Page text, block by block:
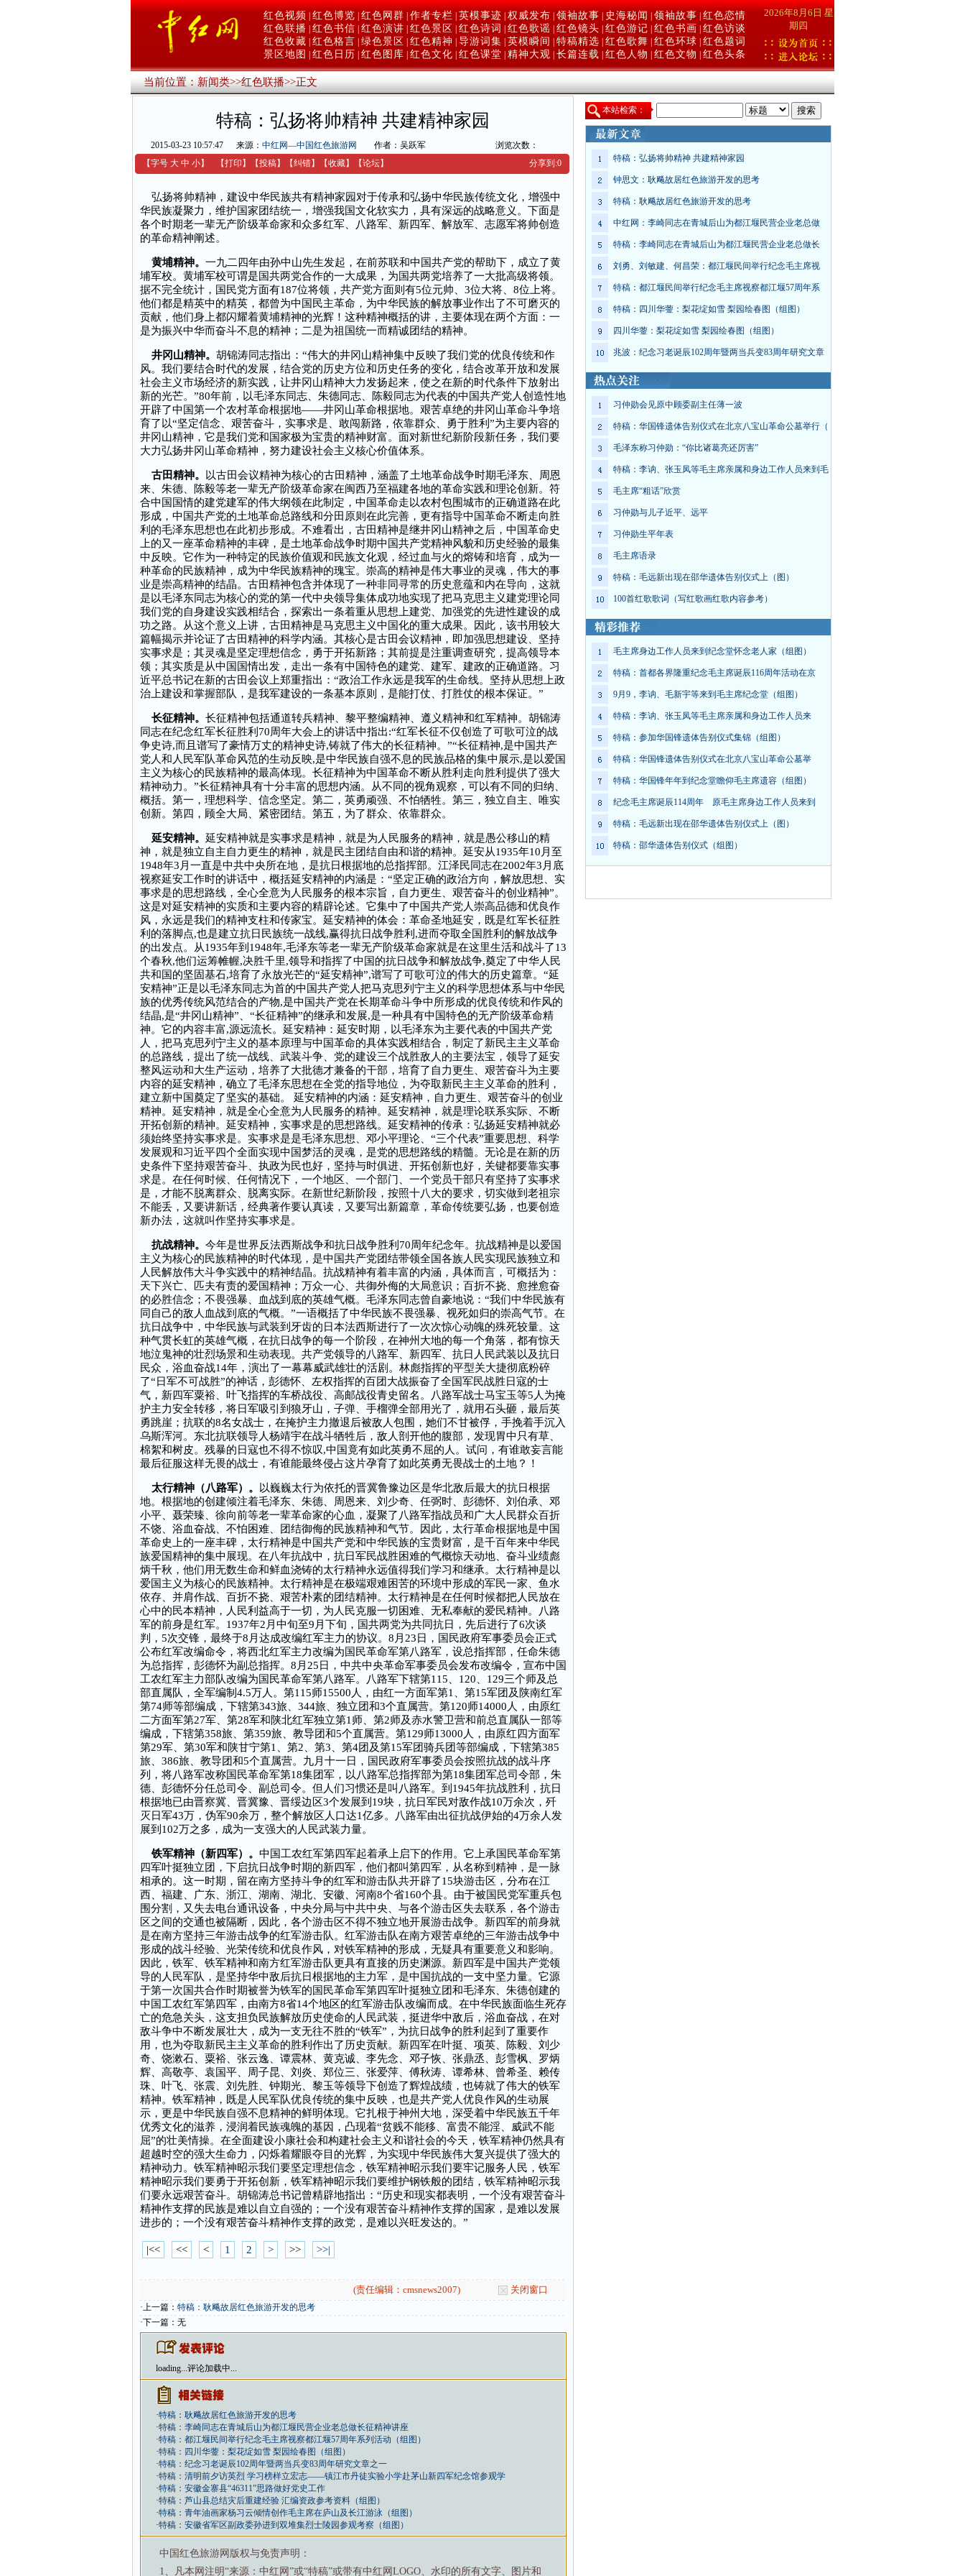
红色视频 红色博览 红色网群 作者专栏 英模事迹 权威发布 领袖故事 史海秘闻 领袖故事 红色恋情
红色联播 红色书信 红色演讲 红色景区 红色诗词 红色歌谣 红色镜头 红色游记 红色书画
红色访谈
红色收藏 红色格言 绿色景区 红色精神 导游词集 英模瞬间 特稿精选 红色歌舞 红色环球 红色题词
景区地图
红色日历 红色图库 红色文化 红色课堂 精神大观 长篇连载 红色人物 红色文物 红色头条
2026年8月6日 星
期四
当前位置：新闻类>>红色联播>>正文
特稿：弘扬将帅精神 共建精神家园
2015-03-23 10:57:47 来源： 中红网—中国红色旅游网 作者：吴跃军
浏览次数：
【字号 大 中 小】 【打印 】 【投稿】 【纠错】 【收藏】 【论坛】 分享到:0
弘扬将帅精神，建设中华民族共有精神家园对于传承和弘扬中华民族传统文化，增强中
华民族凝聚力，维护国家团结统一，增强我国文化软实力，具有深远的战略意义。下面是
各个时期老一辈无产阶级革命家和众多红军、八路军、新四军、解放军、志愿军将帅创造
的革命精神阐述。
黄埔精神。 一九二四年由孙中山先生发起，在前苏联和中国共产党的帮助下，成立了黄
埔军校。黄埔军校可谓是国共两党合作的一大成果，为国共两党培养了一大批高级将领。
据不完全统计，国民党方面有187位将领，共产党方面则有5位元帅、3位大将、8位上将。
他们都是精英中的精英，都曾为中国民主革命，为中华民族的解放事业作出了不可磨灭的
贡献，他们身上都闪耀着黄埔精神的光辉！这种精神概括的讲，主要体现在两个方面：一
是为振兴中华而奋斗不息的精神；二是为祖国统一而精诚团结的精神。
井冈山精神。 胡锦涛同志指出：“伟大的井冈山精神集中反映了我们党的优良传统和作
风。我们要结合时代的发展，结合党的历史方位和历史任务的变化，结合改革开放和发展
社会主义市场经济的新实践，让井冈山精神大力发扬起来，使之在新的时代条件下放射出
新的光芒。”80年前，以毛泽东同志、朱德同志、陈毅同志为代表的中国共产党人创造性地
开辟了中国第一个农村革命根据地——井冈山革命根据地。艰苦卓绝的井冈山革命斗争培
育了以“坚定信念、艰苦奋斗，实事求是、敢闯新路，依靠群众、勇于胜利”为主要内容的
井冈山精神，它是我们党和国家极为宝贵的精神财富。面对新世纪新阶段新任务，我们要
大力弘扬井冈山革命精神，努力建设社会主义核心价值体系。
古田精神。
以古田会议精神为核心的古田精神，涵盖了土地革命战争时期毛泽东、周恩
来、朱德、陈毅等老一辈无产阶级革命家在闽西乃至福建各地的革命实践和理论创新。符
合中国国情的建党建军的伟大纲领在此制定，中国革命走以农村包围城市的正确道路在此
形成，中国共产党的土地革命总路线和分田原则在此完善，更有指导中国革命不断走向胜
利的毛泽东思想也在此初步形成。不难看出，古田精神是继井冈山精神之后，中国革命史
上的又一座革命精神的丰碑，是土地革命战争时期中国共产党精神风貌和历史经验的最集
中反映。它作为一种特定的民族价值观和民族文化观，经过血与火的熔铸和培育，成为一
种革命的民族精神，成为中华民族精神的瑰宝。崇高的精神是伟大事业的灵魂，伟大的事
业是崇高精神的结晶。古田精神包含并体现了一种非同寻常的历史意蕴和内在导向，这就
是以毛泽东同志为核心的党的第一代中央领导集体成功地实现了把马克思主义建党理论同
我们党的自身建设实践相结合，探索出一条着重从思想上建党、加强党的先进性建设的成
功之路。从这个意义上讲，古田精神是马克思主义中国化的重大成果。因此，该书用较大
篇幅揭示并论证了古田精神的科学内涵。其核心是古田会议精神，即加强思想建设、坚持
实事求是；其灵魂是坚定理想信念，勇于开拓新路；其前提是注重调查研究，提高领导本
领；其实质是从中国国情出发，走出一条有中国特色的建党、建军、建政的正确道路。习
近平总书记在新的古田会议上郑重指出：“政治工作永远是我军的生命线。坚持从思想上政
治上建设和掌握部队，是我军建设的一条基本原则，是能打仗、打胜仗的根本保证。”
长征精神。 长征精神包括通道转兵精神、黎平整编精神、遵义精神和红军精神。胡锦涛
同志在纪念红军长征胜利70周年大会上的讲话中指出:“红军长征不仅创造了可歌可泣的战
争史诗,而且谱写了豪情万丈的精神史诗,铸就了伟大的长征精神。”“长征精神,是中国共产
党人和人民军队革命风范的生动反映,是中华民族自强不息的民族品格的集中展示,是以爱国
主义为核心的民族精神的最高体现。长征精神为中国革命不断从胜利走向胜利提供了强大
精神动力。”长征精神具有十分丰富的思想内涵。从不同的视角观察，可以有不同的归纳、
概括。第一，理想科学、信念坚定。第二，英勇顽强、不怕牺牲。第三，独立自主、唯实
创新。第四，顾全大局、紧密团结。第五，为了群众、依靠群众。
延安精神。 延安精神就是实事求是精神，就是为人民服务的精神，就是愚公移山的精
神，就是独立自主自力更生的精神，就是民主团结自由和谐的精神。延安从1935年10月至
1948年3月一直是中共中央所在地，是抗日根据地的总指挥部。江泽民同志在2002年3月底
视察延安工作时的讲话中，概括延安精神的内涵是：“坚定正确的政治方向，解放思想、实
事求是的思想路线，全心全意为人民服务的根本宗旨，自力更生、艰苦奋斗的创业精神”。
这是对延安精神的实质和主要内容的精辟论述。它集中了中国共产党人崇高品德和优良作
风，永远是我们的精神支柱和传家宝。延安精神的体会：革命圣地延安，既是红军长征胜
利的落脚点,也是建立抗日民族统一战线,赢得抗日战争胜利,进而夺取全国胜利的解放战争
的出发点。从1935年到1948年,毛泽东等老一辈无产阶级革命家就是在这里生活和战斗了13
个春秋,他们运筹帷幄,决胜千里,领导和指挥了中国的抗日战争和解放战争,奠定了中华人民
共和国的坚固基石,培育了永放光芒的“延安精神”,谱写了可歌可泣的伟大的历史篇章。“延
安精神”正是以毛泽东同志为首的中国共产党人把马克思列宁主义的科学思想体系与中华民
族的优秀传统风范结合的产物,是中国共产党在长期革命斗争中所形成的优良传统和作风的
结晶,是“井冈山精神”、“长征精神”的继承和发展,是一种具有中国特色的无产阶级革命精
神。它的内容丰富,源远流长。延安精神：延安时期，以毛泽东为主要代表的中国共产党
人，把马克思列宁主义的基本原理与中国革命的具体实践相结合，制定了新民主主义革命
的总路线，提出了统一战线、武装斗争、党的建设三个战胜敌人的主要法宝，领导了延安
整风运动和大生产运动，培养了大批德才兼备的干部，培育了自力更生、艰苦奋斗为主要
内容的延安精神，确立了毛泽东思想在全党的指导地位，为夺取新民主主义革命的胜利，
建立新中国奠定了坚实的基础。 延安精神的内涵：延安精神，自力更生、艰苦奋斗的创业
精神。延安精神，就是全心全意为人民服务的精神。延安精神，就是理论联系实际、不断
开拓创新的精神。延安精神，实事求是的思想路线。延安精神的传承：弘扬延安精神就必
须始终坚持实事求是。实事求是是毛泽东思想、邓小平理论、“三个代表”重要思想、科学
发展观和习近平四个全面实现中国梦活的灵魂，是党的思想路线的精髓。无论是在新的历
史条件下坚持艰苦奋斗、执政为民也好，坚持与时俱进、开拓创新也好，关键都要靠实事
求是。在任何时候、任何情况下，一个地区、一个部门、一个党员干部只有坚持了实事求
是，才能不脱离群众、脱离实际。在新世纪新阶段，按照十八大的要求，切实做到老祖宗
不能丢，又要讲新话，经典著作要认真读，又要写出新篇章，革命传统要弘扬，也要创造
新办法，这就叫作坚持实事求是。
抗战精神。 今年是世界反法西斯战争和抗日战争胜利70周年纪念年。抗战精神是以爱国
主义为核心的民族精神的时代体现，是中国共产党团结带领全国各族人民实现民族独立和
人民解放伟大斗争实践中的精神结晶。抗战精神有着丰富的内涵，具体而言，可概括为：
天下兴亡、匹夫有责的爱国精神；万众一心、共御外侮的大局意识；百折不挠、愈挫愈奋
的必胜信念；不畏强暴、血战到底的英雄气概。毛泽东同志曾自豪地说：“我们中华民族有
同自己的敌人血战到底的气概。”一语概括了中华民族不畏强暴、视死如归的崇高气节。在
抗日战争中，中华民族与武装到牙齿的日本法西斯进行了一次次惊心动魄的殊死较量。这
种气贯长虹的英雄气概，在抗日战争的每一个阶段，在神州大地的每一个角落，都有惊天
地泣鬼神的壮烈场景和生动表现。共产党领导的八路军、新四军、抗日人民武装以及抗日
民众，浴血奋战14年，演出了一幕幕威武雄壮的活剧。林彪指挥的平型关大捷彻底粉碎
了“日军不可战胜”的神话，彭德怀、左权指挥的百团大战振奋了全国军民战胜日寇的士
气，新四军粟裕、叶飞指挥的车桥战役、高邮战役青史留名。八路军战士马宝玉等5人为掩
护主力安全转移，将日军吸引到狼牙山，子弹、手榴弹全部用光了，就用石头砸，最后英
勇跳崖；抗联的8名女战士，在掩护主力撤退后被敌人包围，她们不甘被俘，手挽着手沉入
乌斯浑河。东北抗联领导人杨靖宇在战斗牺牲后，敌人剖开他的腹部，发现胃中只有草、
棉絮和树皮。残暴的日寇也不得不惊叹,中国竟有如此英勇不屈的人。试问，有谁敢妄言能
最后征服这样无畏的战士，有谁能最终侵占这片孕育了如此英勇无畏战士的土地？！
太行精神（八路军）。
以巍巍太行为依托的晋冀鲁豫边区是华北敌后最大的抗日根据
地。根据地的创建倾注着毛泽东、朱德、周恩来、刘少奇、任弼时、彭德怀、刘伯承、邓
小平、聂荣臻、徐向前等老一辈革命家的心血，凝聚了八路军指战员和广大人民群众百折
不饶、浴血奋战、不怕困难、团结御侮的民族精神和气节。因此，太行革命根据地是中国
革命史上的一座丰碑，太行精神是中国共产党和中华民族的宝贵财富，是千百年来中华民
族爱国精神的集中展现。在八年抗战中，抗日军民战胜困难的气概惊天动地、奋斗业绩彪
炳千秋，他们用无数生命和鲜血浇铸的太行精神永远值得我们学习和继承。太行精神是以
爱国主义为核心的民族精神。太行精神是在极端艰难困苦的环境中形成的军民一家、鱼水
依存、并肩作战、百折不挠、艰苦朴素的团结精神。太行精神是在任何时候都把人民放在
心中的民本精神，人民利益高于一切，为人民克服一切困难、无私奉献的爱民精神。八路
军的前身是红军。1937年2月中旬至9月下旬，国共两党为共同抗日，先后进行了6次谈
判，5次交锋，最终于8月达成改编红军主力的协议。8月23日，国民政府军事委员会正式
公布红军改编命令，将西北红军主力改编为国民革命军第八路军，设总指挥部，任命朱德
为总指挥，彭德怀为副总指挥。8月25日，中共中央革命军事委员会发布改编令，宣布中国
工农红军主力部队改编为国民革命军第八路军。八路军下辖第115、120、129三个师及总
部直属队，全军编制4.5万人。第115师15500人，由红一方面军第1、第15军团及陕南红军
第74师等部编成，下辖第343旅、344旅、独立团和3个直属营。第120师14000人，由原红
二方面军第27军、第28军和陕北红军独立第1师、第2师及赤水警卫营和前总直属队一部等
编成，下辖第358旅、第359旅、教导团和5个直属营。第129师13000人，由原红四方面军
第29军、第30军和陕甘宁第1、第2、第3、第4团及第15军团骑兵团等部编成，下辖第385
旅、386旅、教导团和5个直属营。九月十一日，国民政府军事委员会按照抗战的战斗序
列，将八路军改称国民革命军第18集团军，以八路军总指挥部为第18集团军总司令部，朱
德、彭德怀分任总司令、副总司令。但人们习惯还是叫八路军。到1945年抗战胜利，抗日
根据地已由晋察冀、晋冀豫、晋绥边区3个发展到19块，抗日军民对敌作战10万余次，歼
灭日军43万，伪军90余万，整个解放区人口达1亿多。八路军由出征抗战伊始的4万余人发
展到102万之多，成为一支强大的人民武装力量。
铁军精神（新四军）。 中国工农红军第四军起着承上启下的作用。它上承国民革命军第
四军叶挺独立团，下启抗日战争时期的新四军，他们都叫第四军，从名称到精神，是一脉
相承的。这一时期，留在南方坚持斗争的红军和游击队共开辟了15块游击区，分布在江
西、福建、广东、浙江、湖南、湖北、安徽、河南8个省160个县。由于被国民党军重兵包
围分割，又失去电台通讯设备，中央分局与中共中央、与各个游击区失去联系，各个游击
区之间的交通也被隔断，因此，各个游击区不得不独立地开展游击战争。新四军的前身就
是在南方坚持三年游击战争的红军游击队。红军游击队在南方艰苦卓绝的三年游击战争中
形成的战斗经验、光荣传统和优良作风，对铁军精神的形成，无疑具有重要意义和影响。
因此，铁军、铁军精神和南方红军游击队更具有直接的历史渊源。新四军是中国共产党领
导的人民军队，是坚持华中敌后抗日根据地的主力军，是中国抗战的一支中坚力量。它源
于第一次国共合作时期被誉为铁军的国民革命军第四军叶挺独立团和毛泽东、朱德创建的
中国工农红军第四军，由南方8省14个地区的红军游击队改编而成。在中华民族面临生死存
亡的危急关头，这支担负民族解放历史使命的人民武装，挺进华中敌后，浴血奋战，在对
敌斗争中不断发展壮大，成为一支无往不胜的“铁军”，为抗日战争的胜利起到了重要作
用，也为夺取新民主主义革命的胜利作出了历史贡献。新四军在叶挺、项英、陈毅、刘少
奇、饶漱石、粟裕、张云逸、谭震林、黄克诚、李先念、邓子恢、张鼎丞、彭雪枫、罗炳
辉、高敬亭、袁国平、周子昆、刘炎、郑位三、张爱萍、傅秋涛、谭希林、曾希圣、赖传
珠、叶飞、张震、刘先胜、钟期光、黎玉等领导下创造了辉煌战绩，也铸就了伟大的铁军
精神。铁军精神，既是人民军队优良传统的集中反映，也是共产党人优良作风的生动展
示，更是中华民族自强不息精神的鲜明体现。它扎根于神州大地，深受着中华民族五千年
优秀文化的滋养，浸润着民族魂魄的基因，凸现着“贫贱不能移、富贵不能淫、威武不能
屈”的壮美情操。在全面建设小康社会和构建社会主义和谐社会的今天，铁军精神仍然具有
超越时空的强大生命力，闪烁着耀眼夺目的光辉，为实现中华民族伟大复兴提供了强大的
精神动力。铁军精神昭示我们要坚定理想信念，铁军精神昭示我们要牢记服务人民，铁军
精神昭示我们要勇于开拓创新，铁军精神昭示我们要维护钢铁般的团结，铁军精神昭示我
们要永远艰苦奋斗。胡锦涛总书记曾精辟地指出：“历史和现实都表明，一个没有艰苦奋斗
精神作支撑的民族是难以自立自强的；一个没有艰苦奋斗精神作支撑的国家，是难以发展
进步的；一个没有艰苦奋斗精神作支撑的政党，是难以兴旺发达的。”
|<< << < 1 2 > >> >>|
(责任编辑：cmsnews2007) 关闭窗口
·上一篇： 特稿：耿飚故居红色旅游开发的思考
·下一篇：无
loading...评论加载中...
·特稿：耿飚故居红色旅游开发的思考
·特稿：李崎同志在青城后山为都江堰民营企业老总做长征精神讲座
·特稿：都江堰民间举行纪念毛主席视察都江堰57周年系列活动（组图）
·特稿：四川华蓥：梨花绽如雪 梨园绘春图（组图）
·特稿：纪念习老诞辰102周年暨两当兵变83周年研究文章之一
·特稿：清明前夕访英烈 学习榜样立宏志——镇江市丹徒实验小学赴茅山新四军纪念馆参观学
·特稿：安徽金寨县“46311”思路做好党史工作
·特稿：芦山县总结灾后重建经验 汇编资政参考资料（组图）
·特稿：青年油画家杨习云倾情创作毛主席在庐山及长江游泳（组图）
·特稿：安徽省军区副政委孙进到双堆集烈士陵园参观考察（组图）
中国红色旅游网版权与免责声明：
1、凡本网注明“来源：中红网”或“特稿”或带有中红网LOGO、水印的所有文字、图片和
本站检索：
特稿：弘扬将帅精神 共建精神家园
钟思文：耿飚故居红色旅游开发的思考
特稿：耿飚故居红色旅游开发的思考
中红网：李崎同志在青城后山为都江堰民营企业老总做
特稿：李崎同志在青城后山为都江堰民营企业老总做长
刘勇、刘敏建、何昌荣：都江堰民间举行纪念毛主席视
特稿：都江堰民间举行纪念毛主席视察都江堰57周年系
特稿：四川华蓥：梨花绽如雪 梨园绘春图（组图）
四川华蓥：梨花绽如雪 梨园绘春图（组图）
兆波：纪念习老诞辰102周年暨两当兵变83周年研究文章
习仲勋会见原中顾委副主任薄一波
特稿：华国锋遗体告别仪式在北京八宝山革命公墓举行（
毛泽东称习仲勋：“你比诸葛亮还厉害”
特稿：李讷、张玉凤等毛主席亲属和身边工作人员来到毛
毛主席“粗话”欣赏
习仲勋与儿子近平、远平
习仲勋生平年表
毛主席语录
特稿：毛远新出现在邵华遗体告别仪式上（图）
100首红歌歌词（写红歌画红歌内容参考）
毛主席身边工作人员来到纪念堂怀念老人家（组图）
特稿：首都各界隆重纪念毛主席诞辰116周年活动在京
9月9，李讷、毛新宇等来到毛主席纪念堂（组图）
特稿：李讷、张玉凤等毛主席亲属和身边工作人员来
特稿：参加华国锋遗体告别仪式集锦（组图）
特稿：华国锋遗体告别仪式在北京八宝山革命公墓举
特稿：华国锋年年到纪念堂瞻仰毛主席遗容（组图）
纪念毛主席诞辰114周年 原毛主席身边工作人员来到
特稿：毛远新出现在邵华遗体告别仪式上（图）
特稿：邵华遗体告别仪式（组图）